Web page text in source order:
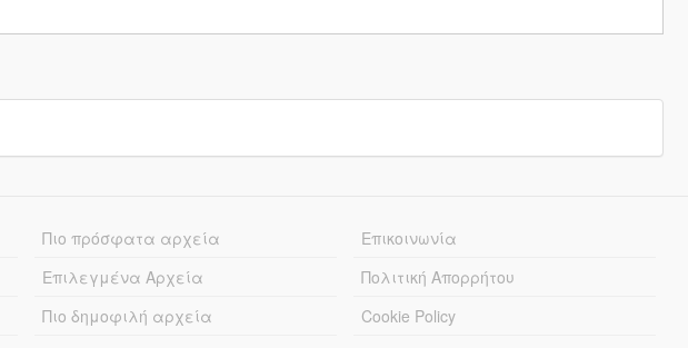
Πιο πρόσφατα αρχεία
Επιλεγμένα Αρχεία
Πιο δημοφιλή αρχεία
Επικοινωνία
Πολιτική Απορρήτου
Cookie Policy